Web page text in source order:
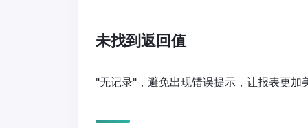
未找到返回值
"无记录"，避免出现错误提示，让报表更加